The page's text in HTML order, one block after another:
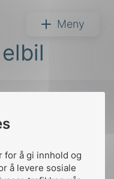
for å gi innhold og
å levere sosiale
Meny
toppen